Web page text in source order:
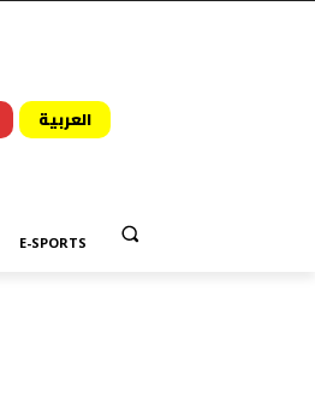
العربية
E-SPORTS